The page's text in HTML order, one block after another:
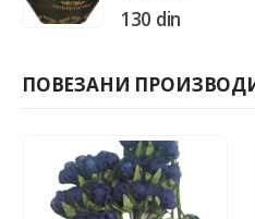
0 out of 5
130 din
ПОВЕЗАНИ